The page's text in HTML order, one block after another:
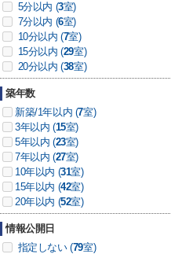
5分以内 (3室)
7分以内 (6室)
10分以内 (7室)
15分以内 (29室)
20分以内 (38室)
築年数
新築/1年以内 (7室)
3年以内 (15室)
5年以内 (23室)
7年以内 (27室)
10年以内 (31室)
15年以内 (42室)
20年以内 (52室)
情報公開日
指定しない (79室)